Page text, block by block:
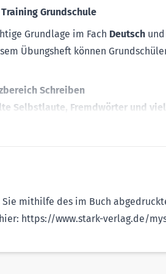
mithilfe des im Buch
https://www.stark-verlag.de/
Grundschule
Grundlage im Fach Deutsch
Übungsheft können
Schreiben
Selbstlaute, Fremdwörter und